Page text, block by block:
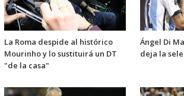
La Roma despide al histórico
Mourinho y lo sustituirá un DT
"de la casa"
Ángel Di
deja la